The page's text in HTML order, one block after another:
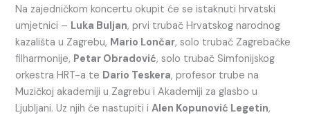
Na zajedničkom koncertu okupit će se istaknuti hrvatski
umjetnici – Luka Buljan, prvi trubač Hrvatskog narodnog
kazališta u Zagrebu, Mario Lončar, solo trubač Zagrebačke
filharmonije, Petar Obradović, solo trubač Simfonijskog
orkestra HRT-a te Dario Teskera, profesor trube na
Muzičkoj akademiji u Zagrebu i Akademiji za glasbo u
Ljubljani. Uz njih će nastupiti iAlen Kopunović Legetin,